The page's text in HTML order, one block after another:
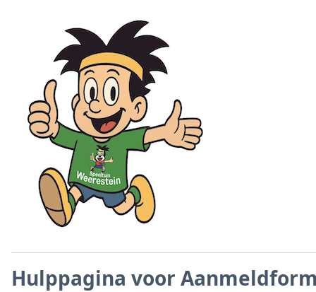
Hulppagina voor